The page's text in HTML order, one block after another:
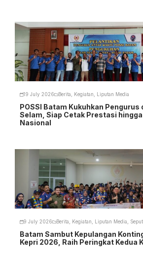
19 July 2026 Berita Kegiatan Liputan Media
POSSI Batam Kukuhkan Pengurus
Selam, Siap Cetak Prestasi
Nasional
9 July 2026 Berita Kegiatan Liputan Media
Batam Sambut Kepulangan
Kepri 2026, Raih Peringkat Kedua